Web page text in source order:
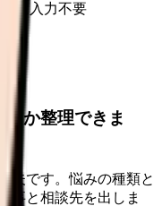
名は入力不要
か整理できま
夫です。悩みの種類と
事と相談先を出しま